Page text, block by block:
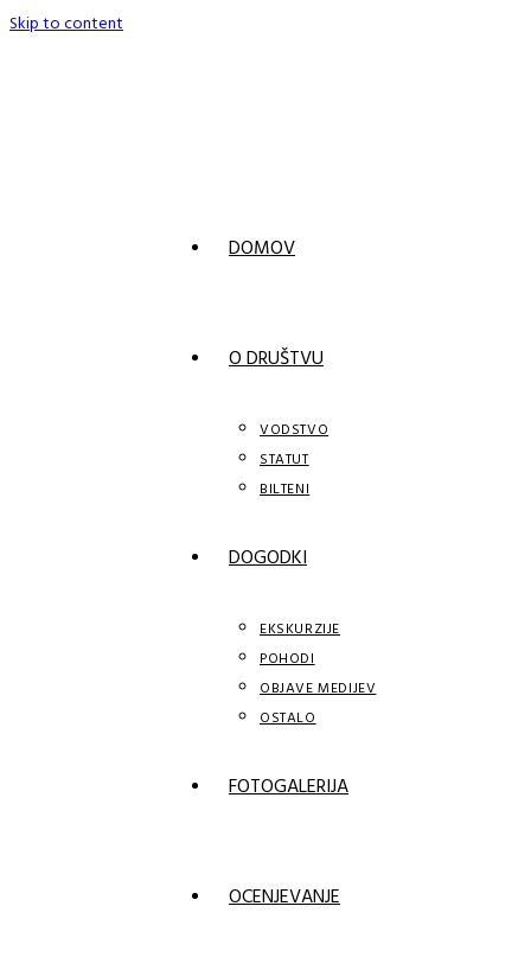
Skip to content
DOMOV
O DRUŠTVU
VODSTVO
STATUT
BILTENI
DOGODKI
EKSKURZIJE
POHODI
OBJAVE MEDIJEV
OSTALO
FOTOGALERIJA
OCENJEVANJE